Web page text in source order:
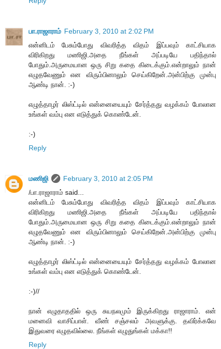
பா.ராஜாராம் February 3, 2010 at 2:02 PM
என்னிடம் பேசும்போது விவரித்த விதம் இப்பவும் காட்சியாக
விரிகிறது மணிஜி.அதை நீங்கள் அப்படியே பதிந்தால்
போதும்.அருமையான ஒரு சிறு கதை கிடைக்கும்.என்றாலும் நான்
எழுதவேணும் என விரும்பினாலும் செய்கிறேன்.அன்பிற்கு முன்பு
ஆண்டி நான். :-)
எழுத்தாழர் லிஸ்ட்டில் என்னையையும் சேர்த்தது வழக்கம் போலான
உங்கள் வம்பு என எடுத்துக் கொண்டேன்.
:-)
Reply
மணிஜி
February 3, 2010 at 2:05 PM
/பா.ராஜாராம் said...
என்னிடம் பேசும்போது விவரித்த விதம் இப்பவும் காட்சியாக
விரிகிறது மணிஜி.அதை நீங்கள் அப்படியே பதிந்தால்
போதும்.அருமையான ஒரு சிறு கதை கிடைக்கும்.என்றாலும் நான்
எழுதவேணும் என விரும்பினாலும் செய்கிறேன்.அன்பிற்கு முன்பு
ஆண்டி நான். :-)
எழுத்தாழர் லிஸ்ட்டில் என்னையையும் சேர்த்தது வழக்கம் போலான
உங்கள் வம்பு என எடுத்துக் கொண்டேன்.
:-)//
நான் எழுதாததில் ஒரு சுயநலமும் இருக்கிறது ராஜாராம். என்
மனைவி வாசிப்பாள். வீண் சஞ்சலம் அவளுக்கு. தவிர்க்கவே
இதுவரை எழுதவில்லை. நீங்கள் எழுதுங்கள் மக்கா!!
Reply